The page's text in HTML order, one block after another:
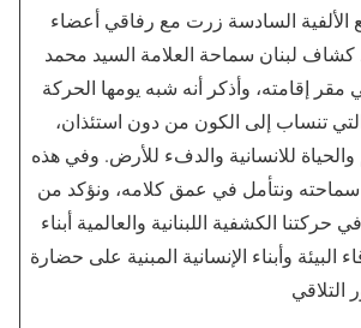
السادسة زرت مع رفاقي أعضاء
كشاف لبنان سماحة العلامة السيد محمد
إقامته، وأذكر أنه شبه يومها الحركة
تنساب إلى الكون من دون استئذان،
والحياة للانسانية والدفء للأرض. وفي هذه
سماحته ونتأمل في عمق كلامه، ونؤكد من
حركتنا الكشفية اللبنانية والعالمية أبناء
البيئة وأبناء الإنسانية المبنية على حضارة